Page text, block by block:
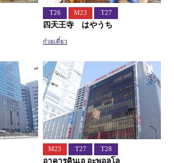
T26 M23 T27
四天王寺 はやうち
ก๋วยเตี๋ยว
M23 T27 T28
อาคารคินเอ อะพอลโล